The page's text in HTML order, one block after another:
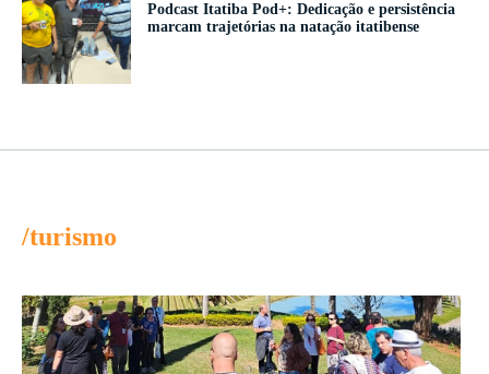
Podcast Itatiba Pod+: Dedicação e persistência
marcam trajetórias na natação itatibense
/turismo